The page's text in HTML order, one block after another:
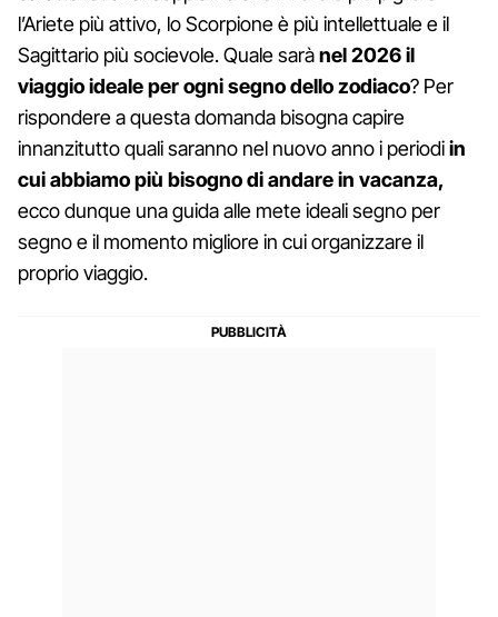
l’Ariete più attivo, lo Scorpione è più intellettuale e il
Sagittario più socievole. Quale sarànel 2026 il
viaggio ideale per ogni segno dello zodiaco? Per
rispondere a questa domanda bisogna capire
innanzitutto quali saranno nel nuovo anno i periodiin
cui abbiamo più bisogno di andare in vacanza,
ecco dunque una guida alle mete ideali segno per
segno e il momento migliore in cui organizzare il
proprio viaggio.